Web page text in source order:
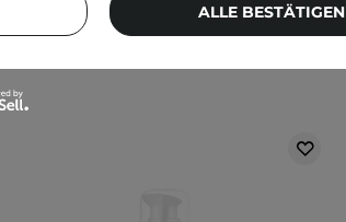
ALLE BESTÄTIGEN